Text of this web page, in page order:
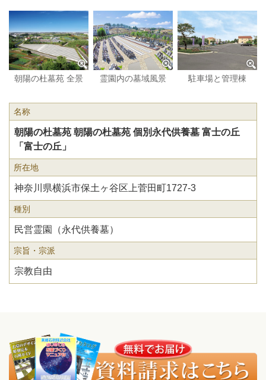
朝陽の杜墓苑 全景 霊園内の墓域風景 駐車場と管理棟
名称
朝陽の杜墓苑 朝陽の杜墓苑 個別永代供養墓 富士の丘
「富士の丘」
所在地
神奈川県横浜市保土ヶ谷区上菅田町1727-3
種別
民営霊園（永代供養墓）
宗旨・宗派
宗教自由